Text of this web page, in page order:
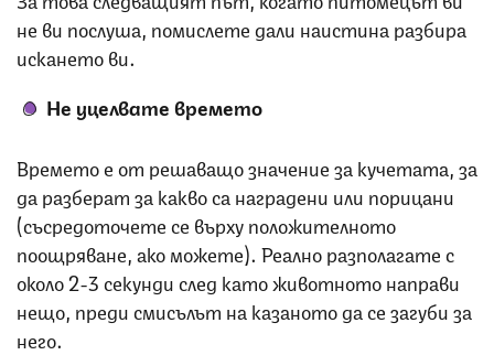
не ви послуша, помислете дали наистина разбира
искането ви.
Не уцелвате времето
Времето е от решаващо значение за кучетата, за
да разберат за какво са наградени или порицани
(съсредоточете се върху положителното
поощряване, ако можете). Реално разполагате с
около 2-3 секунди след като животното направи
нещо, преди смисълът на казаното да се загуби за
него.